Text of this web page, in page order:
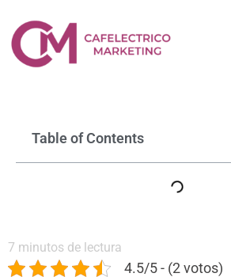
¿Qué es el
Marketing?
Table of Contents
7 minutos de lectura
4.5/5 - (2 votos)